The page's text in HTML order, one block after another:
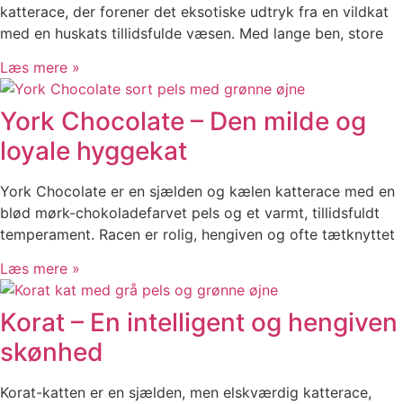
katterace, der forener det eksotiske udtryk fra en vildkat
med en huskats tillidsfulde væsen. Med lange ben, store
Læs mere »
York Chocolate – Den milde og
loyale hyggekat
York Chocolate er en sjælden og kælen katterace med en
blød mørk-chokoladefarvet pels og et varmt, tillidsfuldt
temperament. Racen er rolig, hengiven og ofte tætknyttet
Læs mere »
Korat – En intelligent og hengiven
skønhed
Korat-katten er en sjælden, men elskværdig katterace,